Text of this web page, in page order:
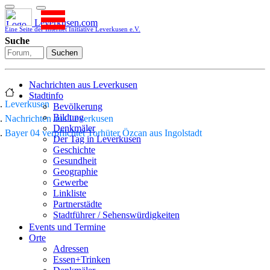
Leverkusen.com
Eine Seite der Internet Initiative Leverkusen e.V.
Suche
Suchen
Nachrichten aus Leverkusen
Stadtinfo
Bevölkerung
Bildung
Denkmäler
Der Tag in Leverkusen
Geschichte
Gesundheit
Geographie
Gewerbe
Linkliste
Partnerstädte
Stadtführer / Sehenswürdigkeiten
Stadtplan
Sport
Who is who
Events und Termine
Orte
Adressen
Essen+Trinken
Leverkusen
Nachrichten aus Leverkusen
Bayer 04 verpflichtet Torhüter Özcan aus Ingolstadt